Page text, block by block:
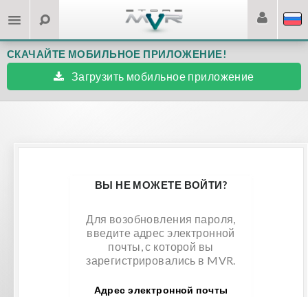
СКАЧАЙТЕ МОБИЛЬНОЕ ПРИЛОЖЕНИЕ!
Загрузить мобильное приложение
ВЫ НЕ МОЖЕТЕ ВОЙТИ?
Для возобновления пароля,
введите адрес электронной
почты, с которой вы
зарегистрировались в MVR.
Адрес электронной почты